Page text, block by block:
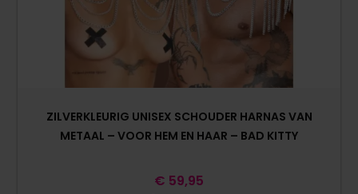
ZILVERKLEURIG UNISEX SCHOUDER HARNAS VAN
METAAL – VOOR HEM EN HAAR – BAD KITTY
€ 59,95